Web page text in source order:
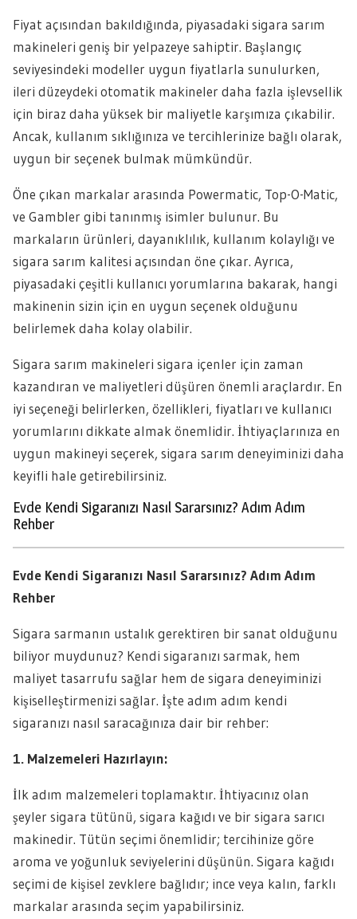
Fiyat açısından bakıldığında, piyasadaki sigara sarım
makineleri geniş bir yelpazeye sahiptir. Başlangıç
seviyesindeki modeller uygun fiyatlarla sunulurken,
ileri düzeydeki otomatik makineler daha fazla işlevsellik
için biraz daha yüksek bir maliyetle karşımıza çıkabilir.
Ancak, kullanım sıklığınıza ve tercihlerinize bağlı olarak,
uygun bir seçenek bulmak mümkündür.
Öne çıkan markalar arasında Powermatic, Top-O-Matic,
ve Gambler gibi tanınmış isimler bulunur. Bu
markaların ürünleri, dayanıklılık, kullanım kolaylığı ve
sigara sarım kalitesi açısından öne çıkar. Ayrıca,
piyasadaki çeşitli kullanıcı yorumlarına bakarak, hangi
makinenin sizin için en uygun seçenek olduğunu
belirlemek daha kolay olabilir.
Sigara sarım makineleri sigara içenler için zaman
kazandıran ve maliyetleri düşüren önemli araçlardır. En
iyi seçeneği belirlerken, özellikleri, fiyatları ve kullanıcı
yorumlarını dikkate almak önemlidir. İhtiyaçlarınıza en
uygun makineyi seçerek, sigara sarım deneyiminizi daha
keyifli hale getirebilirsiniz.
Evde Kendi Sigaranızı Nasıl Sararsınız? Adım Adım
Rehber
Evde Kendi Sigaranızı Nasıl Sararsınız? Adım Adım
Rehber
Sigara sarmanın ustalık gerektiren bir sanat olduğunu
biliyor muydunuz? Kendi sigaranızı sarmak, hem
maliyet tasarrufu sağlar hem de sigara deneyiminizi
kişiselleştirmenizi sağlar. İşte adım adım kendi
sigaranızı nasıl saracağınıza dair bir rehber:
1. Malzemeleri Hazırlayın:
İlk adım malzemeleri toplamaktır. İhtiyacınız olan
şeyler sigara tütünü, sigara kağıdı ve bir sigara sarıcı
makinedir. Tütün seçimi önemlidir; tercihinize göre
aroma ve yoğunluk seviyelerini düşünün. Sigara kağıdı
seçimi de kişisel zevklere bağlıdır; ince veya kalın, farklı
markalar arasında seçim yapabilirsiniz.